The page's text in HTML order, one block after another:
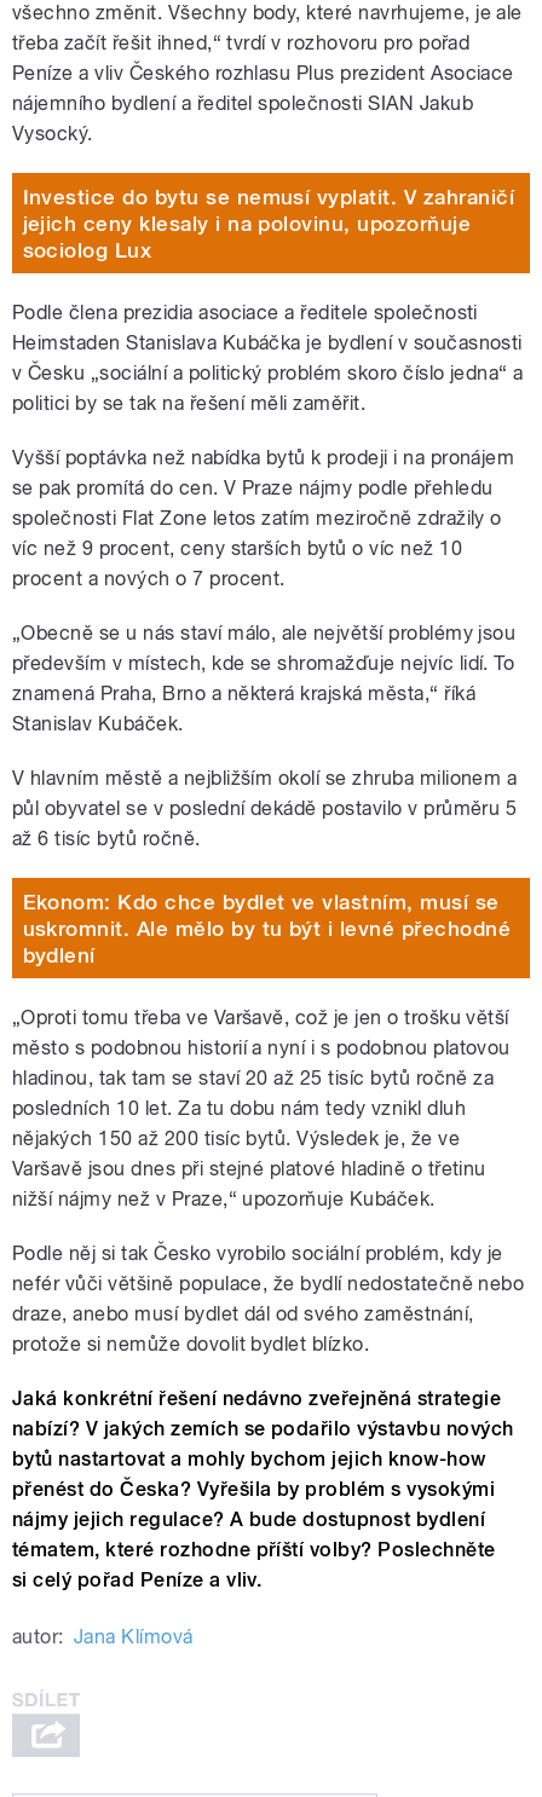
všechno změnit. Všechny body, které navrhujeme, je ale
třeba začít řešit ihned,“ tvrdí v rozhovoru pro pořad
Peníze a vliv Českého rozhlasu Plus prezident Asociace
nájemního bydlení a ředitel společnosti SIAN Jakub
Vysocký.
Investice do bytu se nemusí vyplatit. V zahraničí
jejich ceny klesaly i na polovinu, upozorňuje
sociolog Lux
Podle člena prezidia asociace a ředitele společnosti
Heimstaden Stanislava Kubáčka je bydlení v současnosti
v Česku „sociální a politický problém skoro číslo jedna“ a
politici by se tak na řešení měli zaměřit.
Vyšší poptávka než nabídka bytů k prodeji i na pronájem
se pak promítá do cen. V Praze nájmy podle přehledu
společnosti Flat Zone letos zatím meziročně zdražily o
víc než 9 procent, ceny starších bytů o víc než 10
procent a nových o 7 procent.
„Obecně se u nás staví málo, ale největší problémy jsou
především v místech, kde se shromažďuje nejvíc lidí. To
znamená Praha, Brno a některá krajská města,“ říká
Stanislav Kubáček.
V hlavním městě a nejbližším okolí se zhruba milionem a
půl obyvatel se v poslední dekádě postavilo v průměru 5
až 6 tisíc bytů ročně.
Ekonom: Kdo chce bydlet ve vlastním, musí se
uskromnit. Ale mělo by tu být i levné přechodné
bydlení
„Oproti tomu třeba ve Varšavě, což je jen o trošku větší
město s podobnou historií a nyní i s podobnou platovou
hladinou, tak tam se staví 20 až 25 tisíc bytů ročně za
posledních 10 let. Za tu dobu nám tedy vznikl dluh
nějakých 150 až 200 tisíc bytů. Výsledek je, že ve
Varšavě jsou dnes při stejné platové hladině o třetinu
nižší nájmy než v Praze,“ upozorňuje Kubáček.
Podle něj si tak Česko vyrobilo sociální problém, kdy je
nefér vůči většině populace, že bydlí nedostatečně nebo
draze, anebo musí bydlet dál od svého zaměstnání,
protože si nemůže dovolit bydlet blízko.
Jaká konkrétní řešení nedávno zveřejněná strategie
nabízí? V jakých zemích se podařilo výstavbu nových
bytů nastartovat a mohly bychom jejich know-how
přenést do Česka? Vyřešila by problém s vysokými
nájmy jejich regulace? A bude dostupnost bydlení
tématem, které rozhodne příští volby? Poslechněte
si celý pořad Peníze a vliv.
autor: Jana Klímová